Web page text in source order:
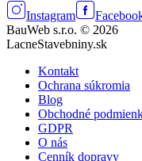
Instagram
BauWeb s.r.o. © 2026
LacneStavebniny.sk
Kontakt
Ochrana súkromia
Blog
Obchodné
GDPR
O nás
Cenník dopravy